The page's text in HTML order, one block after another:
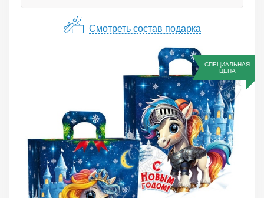
СПЕЦИАЛЬНАЯ
ЦЕНА
Смотреть состав подарка